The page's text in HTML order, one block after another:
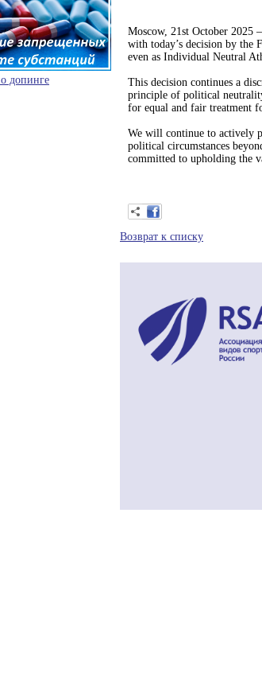
Moscow, 21st October 2025
with today’s decision by the
even as Individual Neutral
This decision continues a
principle of political
for equal and fair treatment
We will continue to actively
political circumstances
committed to upholding the
Возврат к списку